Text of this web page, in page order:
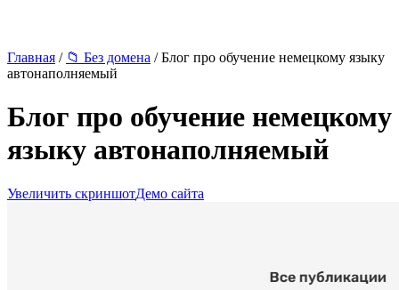
Главная / 📁 Без домена / Блог про обучение немецкому языку
автонаполняемый
Блог про обучение немецкому
языку автонаполняемый
Увеличить скриншотДемо сайта